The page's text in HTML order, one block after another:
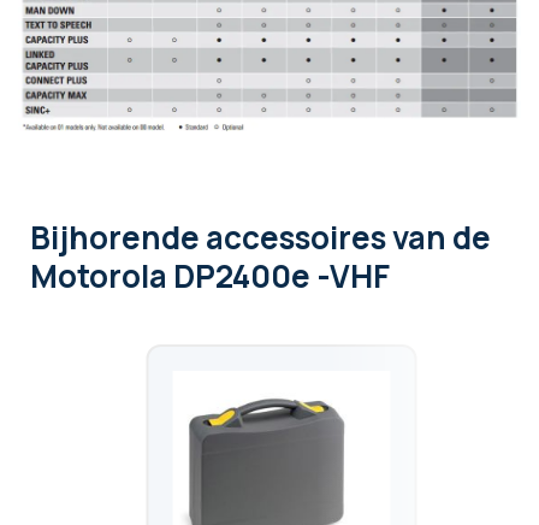
Bijhorende accessoiresvan de
Motorola DP2400e -VHF